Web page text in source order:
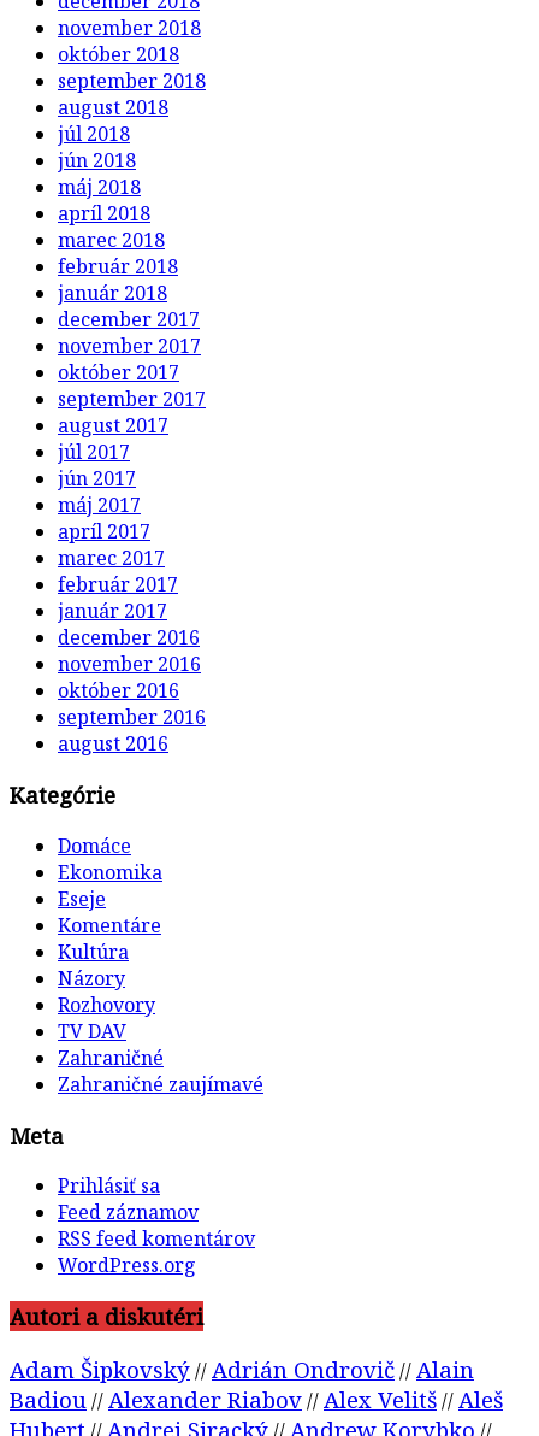
november 2018
október 2018
september 2018
august 2018
júl 2018
jún 2018
máj 2018
apríl 2018
marec 2018
február 2018
január 2018
december 2017
november 2017
október 2017
september 2017
august 2017
júl 2017
jún 2017
máj 2017
apríl 2017
marec 2017
február 2017
január 2017
december 2016
november 2016
október 2016
september 2016
august 2016
Kategórie
Domáce
Ekonomika
Eseje
Komentáre
Kultúra
Názory
Rozhovory
TV DAV
Zahraničné
Zahraničné zaujímavé
Meta
Prihlásiť sa
Feed záznamov
RSS feed komentárov
WordPress.org
Autori a diskutéri
Adam Šipkovský// Adrián Ondrovič// Alain
Badiou // Alexander Riabov// Alex Velitš// Aleš
Hubert
Andrej Siracký Andrew Korybko